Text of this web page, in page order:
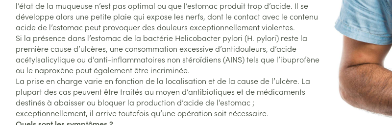
l’état de la muqueuse n’est pas optimal ou que l’estomac produit trop d’acide. Il se
développe alors une petite plaie qui expose les nerfs, dont le contact avec le contenu
acide de l’estomac peut provoquer des douleurs exceptionnellement violentes.
Si la présence dans l’estomac de la bactérie Helicobacter pylori (H. pylori) reste la
première cause d’ulcères, une consommation excessive d’antidouleurs, d’acide
acétylsalicylique ou d’anti-inflammatoires non stéroïdiens (AINS) tels que l’ibuprofène
ou le naproxène peut également être incriminée.
La prise en charge varie en fonction de la localisation et de la cause de l’ulcère. La
plupart des cas peuvent être traités au moyen d’antibiotiques et de médicaments
destinés à abaisser ou bloquer la production d’acide de l’estomac ;
exceptionnellement, il arrive toutefois qu’une opération soit nécessaire.